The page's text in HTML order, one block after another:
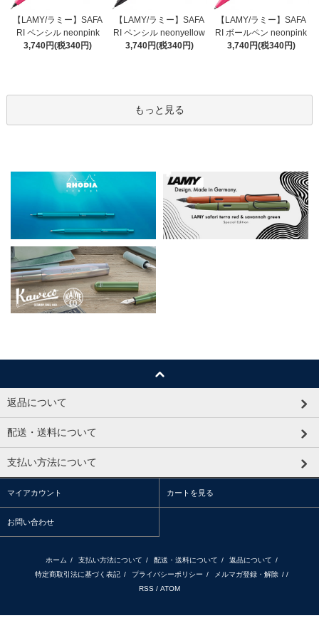
【LAMY/ラミー】SAFA
RI ペンシル neonpink
3,740円(税340円)
【LAMY/ラミー】SAFA
RI ペンシル neonyellow
3,740円(税340円)
【LAMY/ラミー】SAFA
RI ボールペン neonpink
3,740円(税340円)
もっと見る
返品について
配送・送料について
支払い方法について
マイアカウント カートを見る
お問い合わせ
ホーム / 支払い方法について / 配送・送料について / 返品について /
特定商取引法に基づく表記 / プライバシーポリシー / メルマガ登録・解除 / /
RSS / ATOM